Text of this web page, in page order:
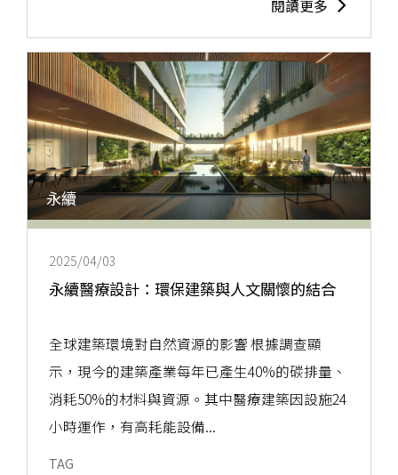
閱讀更多
永續
2025/04/03
永續醫療設計：環保建築與人文關懷的結合
全球建築環境對自然資源的影響 根據調查顯
示，現今的建築產業每年已產生40%的碳排量、
消耗50%的材料與資源。其中醫療建築因設施24
小時運作，有高耗能設備...
TAG